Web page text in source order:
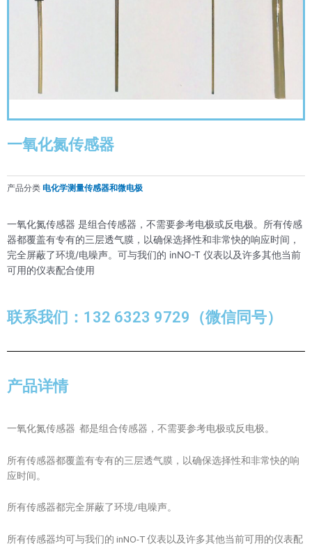
一氧化氮传感器
产品分类 电化学测量传感器和微电极
一氧化氮传感器 是组合传感器，不需要参考电极或反电极。所有传感
器都覆盖有专有的三层透气膜，以确保选择性和非常快的响应时间，
完全屏蔽了环境/电噪声。可与我们的 inNO-T 仪表以及许多其他当前
可用的仪表配合使用
联系我们：132 6323 9729（微信同号）
产品详情
一氧化氮传感器 都是组合传感器，不需要参考电极或反电极。
所有传感器都覆盖有专有的三层透气膜，以确保选择性和非常快的响
应时间。
所有传感器都完全屏蔽了环境/电噪声。
所有传感器均可与我们的 inNO-T 仪表以及许多其他当前可用的仪表配